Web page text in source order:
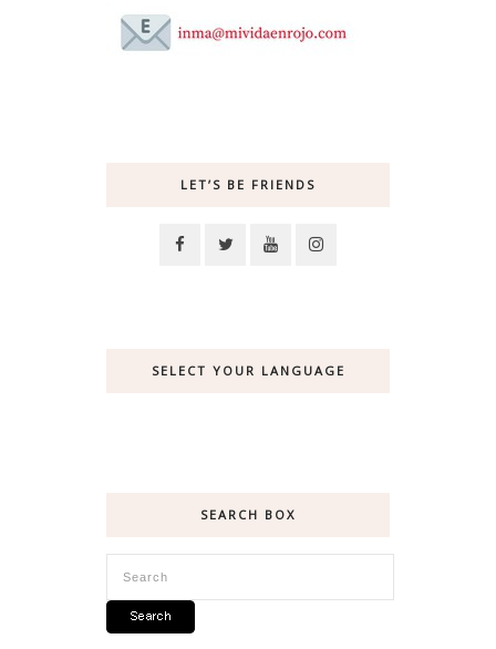
LET’S BE FRIENDS
SELECT YOUR LANGUAGE
SEARCH BOX